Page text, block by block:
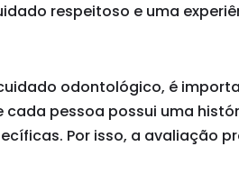
respeitoso e uma
odontológico, é
cada pessoa possui uma
Por isso, a avaliação